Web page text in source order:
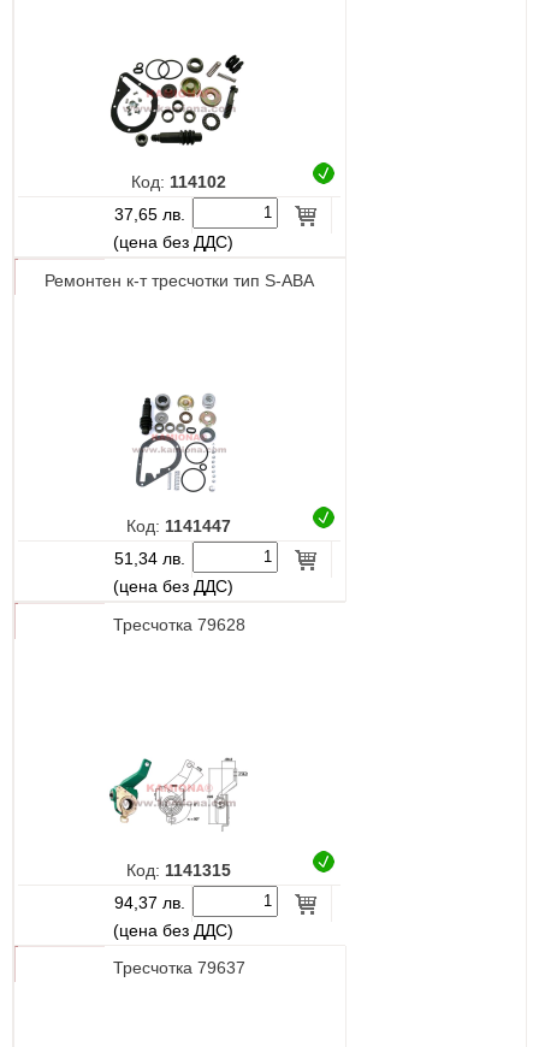
Код: 114102
37,65 лв.
(цена без ДДС)
Ремонтен к-т тресчотки тип S-ABA
Код: 1141447
51,34 лв.
(цена без ДДС)
Тресчотка 79628
Код: 1141315
94,37 лв.
(цена без ДДС)
Тресчотка 79637